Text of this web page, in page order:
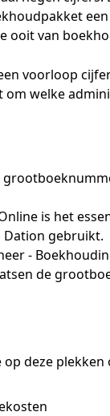
ooit van
voorloop
welke
is het
Dation gebruikt.
-
de
deze plekken